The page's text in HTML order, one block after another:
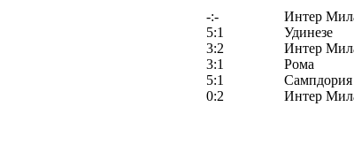
-:-
Интер
5:1
Удинезе
3:2
Интер
3:1
Рома
5:1
Сампдория
0:2
Интер